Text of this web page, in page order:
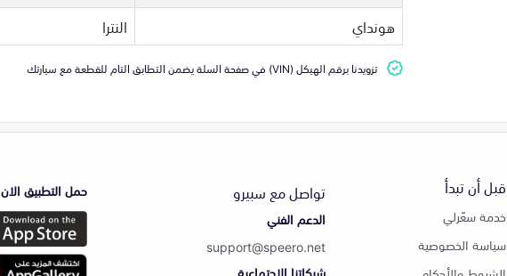
هونداي
النترا
تزويدنا برقم الهيكل (VIN) في صفحة السلة يضمن التطابق التام للقطعة مع سيارتك
قبل أن تبدأ
خدمة سعّرلي
سياسة الخصوصية
تواصل مع سبيرو
الدعم الفني
support@speero.net
حمل التطبيق الان